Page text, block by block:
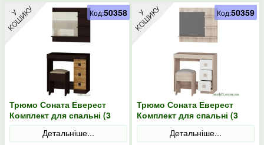
Трюмо Соната Еверест
Комплект для спальні (3
елементи) венге темний/дуб
крафт золотий
Детальніше...
Код:50358
Трюмо Соната Еверест
Комплект для спальні (3
елементи) дуб сонома/
Детальніше...
Код:50359